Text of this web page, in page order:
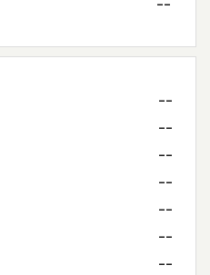
--
--
--
--
--
--
--